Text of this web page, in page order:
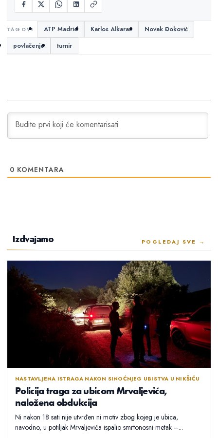
ATP Madrid Karlos Alkaras
Novak Đoković
povlačenje
turnir
0 KOMENTARA
Izdvajamo POGLEDAJ SVE →
NASTAVLJENA ISTRAGA NAKON SINOĆNJEG UBISTVA U NIKŠIĆU
Policija traga za ubicom Mrvaljevića,
naložena obdukcija
Ni nakon 18 sati nije utvrđen ni motiv zbog kojeg je ubica,
navodno, u potiljak Mrvaljevića ispalio smrtonosni metak –...